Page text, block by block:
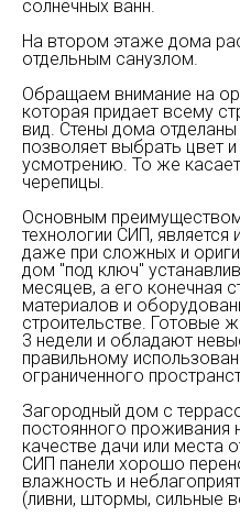
солнечных ванн.
На втором этаже дома
отдельным санузлом.
Обращаем внимание на
которая придает всему
вид. Стены дома
позволяет выбрать цвет
усмотрению. То же
черепицы.
Основным
технологии СИП,
даже при сложных и
дом "под ключ"
месяцев, а его конечная
материалов и
строительстве. Готовые
3 недели и обладают
правильному
ограниченного
Загородный дом с
постоянного проживания
качестве дачи или места
СИП панели хорошо
влажность и
(ливни, штормы, сильные